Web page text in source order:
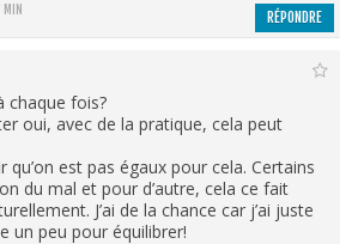
MIN RÉPONDRE
chaque fois?
oui, avec de la pratique, cela peut
qu’on est pas égaux pour cela. Certains
du mal et pour d’autre, cela ce fait
J’ai de la chance car j’ai juste
un peu pour équilibrer!